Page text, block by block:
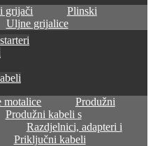
grijači
Plinski
Uljne grijalice
motalice
Produžni
Produžni kabeli s
Razdjelnici, adapteri i
Priključni kabeli